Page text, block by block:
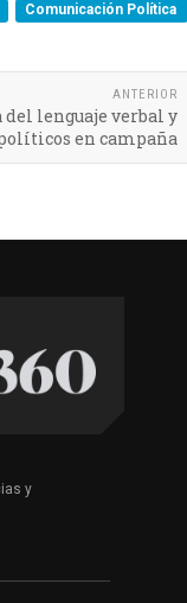
Comunicación Política
ANTERIOR
lenguaje verbal y
en campaña
y